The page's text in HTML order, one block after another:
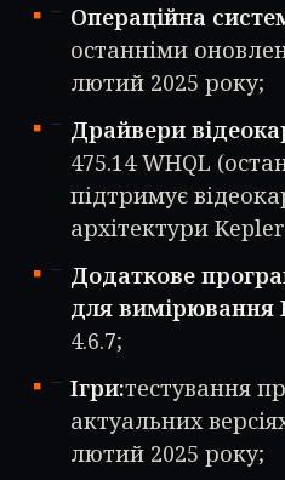
Операційна
останніми
лютий 2025 року;
Драйвери
475.14 WHQL
підтримує
архітектури
Додаткове
для вимірювання
4.6.7;
Ігри:тестування
актуальних
лютий 2025 року;